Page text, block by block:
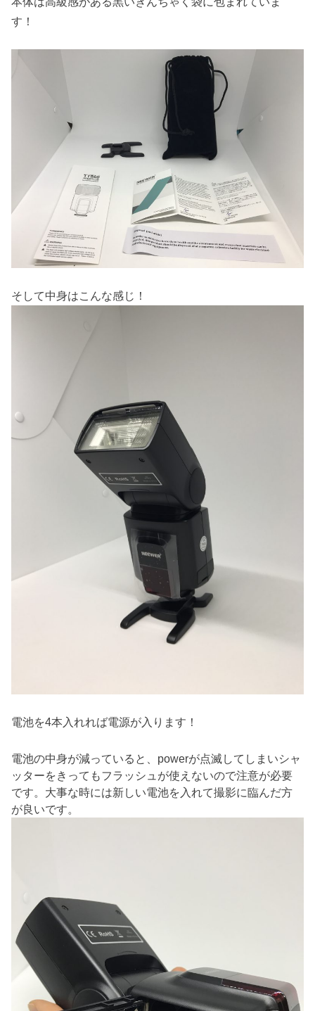
す！
そして中身はこんな感じ！
電池を4本入れれば電源が入ります！
電池の中身が減っていると、powerが点滅してしまいシャ
ッターをきってもフラッシュが使えないので注意が必要
です。大事な時には新しい電池を入れて撮影に臨んだ方
が良いです。